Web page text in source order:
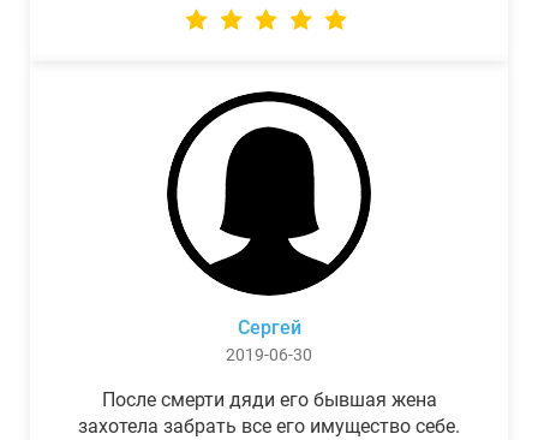
Сергей
2019-06-30
После смерти дяди его бывшая жена
захотела забрать все его имущество себе.